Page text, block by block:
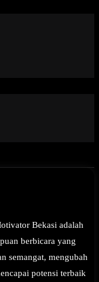
Bekasi adalah
berbicara yang
semangat, mengubah
potensi terbaik